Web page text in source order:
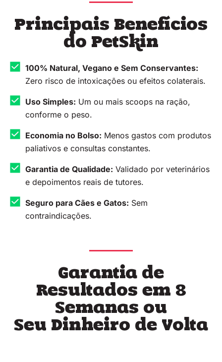
Principais Benefícios
do PetSkin
100% Natural, Vegano e Sem Conservantes:
Zero risco de intoxicações ou efeitos colaterais.
Uso Simples: Um ou mais scoops na ração,
conforme o peso.
Economia no Bolso: Menos gastos com produtos
paliativos e consultas constantes.
Garantia de Qualidade: Validado por veterinários
e depoimentos reais de tutores.
Seguro para Cães e Gatos: Sem
contraindicações.
Garantia de
Resultados em 8
Semanas ou
Seu Dinheiro de Volta